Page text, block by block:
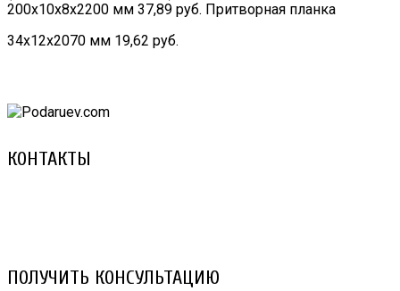
200х10х8х2200 мм 37,89 руб. Притворная планка
34х12х2070 мм 19,62 руб.
КОНТАКТЫ
ПОЛУЧИТЬ КОНСУЛЬТАЦИЮ